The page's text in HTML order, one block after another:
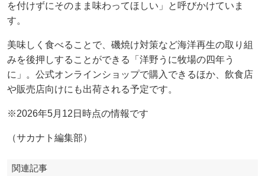
を付けずにそのまま味わってほしい」と呼びかけていま
す。
美味しく食べることで、磯焼け対策など海洋再生の取り組
みを後押しすることができる「洋野うに牧場の四年う
に」。公式オンラインショップで購入できるほか、飲食店
や販売店向けにも出荷される予定です。
※2026年5月12日時点の情報です
（サカナト編集部）
関連記事